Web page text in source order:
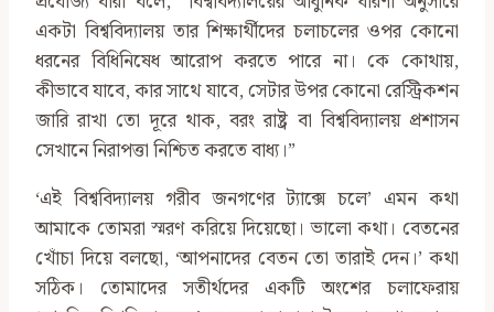
একটা বিশ্ববিদ্যালয় তার শিক্ষার্থীদের চলাচলের ওপর কোনো
ধরনের বিধিনিষেধ আরোপ করতে পারে না। কে কোথায়,
কীভাবে যাবে, কার সাথে যাবে, সেটার উপর কোনো রেস্ট্রিকশন
জারি রাখা তো দূরে থাক, বরং রাষ্ট্র বা বিশ্ববিদ্যালয় প্রশাসন
সেখানে নিরাপত্তা নিশ্চিত করতে বাধ্য।”
‘এই বিশ্ববিদ্যালয় গরীব জনগণের ট্যাক্সে চলে’ এমন কথা
আমাকে তোমরা স্মরণ করিয়ে দিয়েছো। ভালো কথা। বেতনের
খোঁচা দিয়ে বলছো, ‘আপনাদের বেতন তো তারাই দেন।’ কথা
সঠিক। তোমাদের সতীর্থদের একটি অংশের চলাফেরায়